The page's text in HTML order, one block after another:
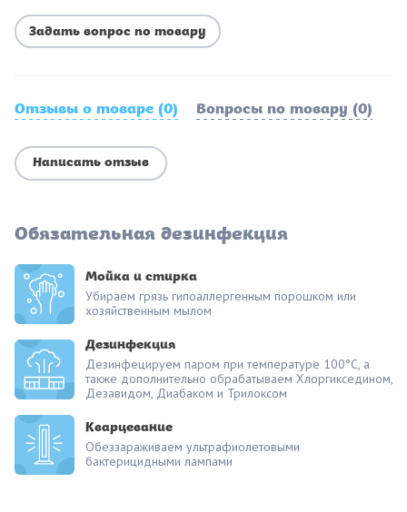
Задать вопрос по товару
Отзывы о товаре (0) Вопросы по товару (0)
Написать отзыв
Обязательная дезинфекция
Мойка и стирка
Убираем грязь гипоаллергенным порошком или
хозяйственным мылом
Дезинфекция
Дезинфецируем паром при температуре 100°С, а
также дополнительно обрабатываем Хлоргикседином,
Дезавидом, Диабаком и Трилоксом
Кварцевание
Обеззараживаем ультрафиолетовыми
бактерицидными лампами